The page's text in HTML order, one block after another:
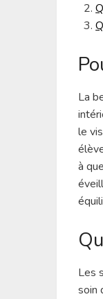
La
le
à
Les
soin